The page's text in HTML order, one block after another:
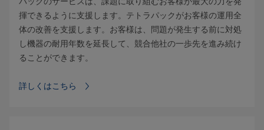
揮できるように支援します。テトラパックがお客様の運用全
体の改善を支援します。お客様は、問題が発生する前に対処
し機器の耐用年数を延長して、競合他社の一歩先を進み続け
ることができます。
詳しくはこちら